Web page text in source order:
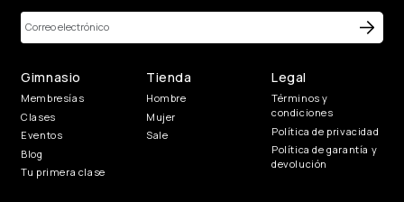
Gimnasio
Membresías
Clases
Eventos
Blog
Tu primera clase
Tienda
Hombre
Mujer
Sale
Legal
Términos y
condiciones
Política de privacidad
Política de garantía y
devolución